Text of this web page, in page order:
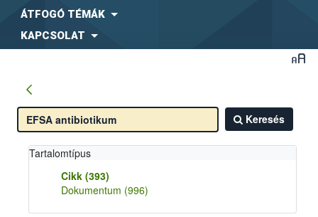
ÁTFOGÓ TÉMÁK
KAPCSOLAT
Keresés
Tartalomtípus
Cikk (393)
Dokumentum (996)